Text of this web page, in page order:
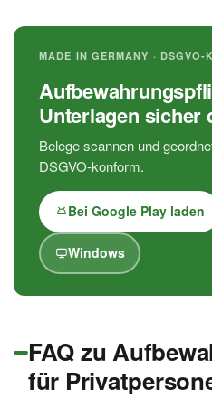
MADE IN GERMANY · DSGVO-
Unterlagen sicher
Belege scannen und
DSGVO-konform.
Bei Google Play laden
Windows
FAQ zu
für